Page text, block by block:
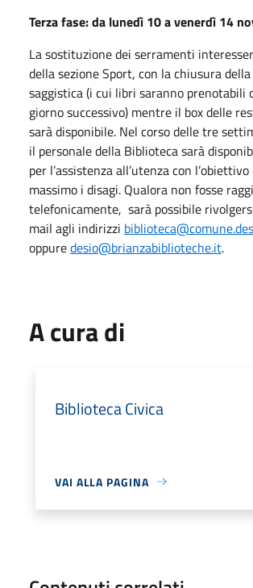
Terza fase: da lunedì 10 a venerdì 14
La sostituzione dei serramenti
della sezione Sport, con la chiusura
saggistica (i cui libri saranno prenotabili
giorno successivo) mentre il box delle
sarà disponibile. Nel corso delle tre
il personale della Biblioteca sarà
per l’assistenza all’utenza con
massimo i disagi. Qualora non fosse
telefonicamente, sarà possibile
mail agli indirizzi
oppuredesio@brianzabiblioteche.it.
A cura di
Biblioteca Civica
VAI ALLA PAGINA